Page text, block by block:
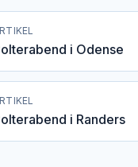
i Odense
i Randers